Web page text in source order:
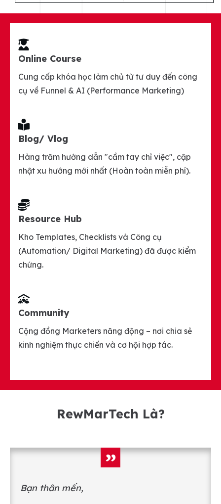
Online Course
Cung cấp khóa học làm chủ từ tư duy đến công
cụ về Funnel & AI (Performance Marketing)
Blog/ Vlog
Hàng trăm hướng dẫn "cầm tay chỉ việc", cập
nhật xu hướng mới nhất (Hoàn toàn miễn phí).
Resource Hub
Kho Templates, Checklists và Công cụ
(Automation/ Digital Marketing) đã được kiểm
chứng.
Community
Cộng đồng Marketers năng động – nơi chia sẻ
kinh nghiệm thực chiến và cơ hội hợp tác.
RewMarTech Là?
”
Bạn thân mến,